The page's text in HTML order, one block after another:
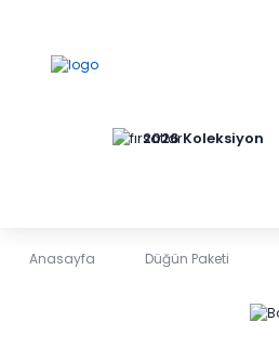
2026 Koleksiyon
Anasayfa Düğün Paketi